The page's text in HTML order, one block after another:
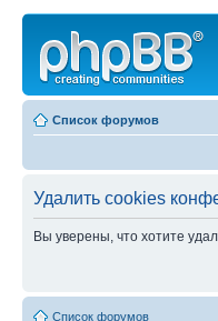
Список форумов
Удалить cookies
Вы уверены, что хотите
Список форумов